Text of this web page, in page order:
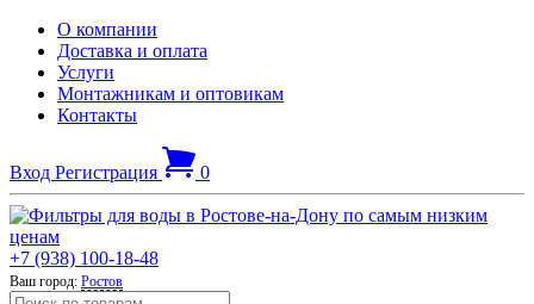
О компании
Доставка и оплата
Услуги
Монтажникам и оптовикам
Контакты
Вход Регистрация 0
+7 (938) 100-18-48
Ваш город: Ростов